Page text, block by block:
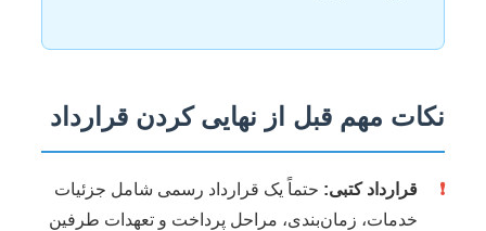
نکات مهم قبل از نهایی کردن قرارداد
❗ قرارداد کتبی: حتماً یک قرارداد رسمی شامل جزئیات
خدمات، زمان‌بندی، مراحل پرداخت و تعهدات طرفین